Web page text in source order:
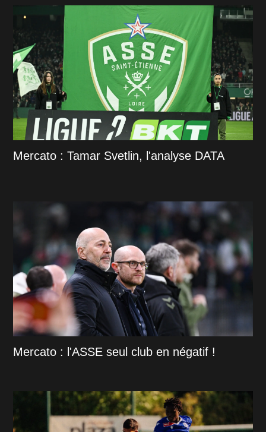
Mercato : Tamar Svetlin, l'analyse DATA
Mercato : l'ASSE seul club en négatif !